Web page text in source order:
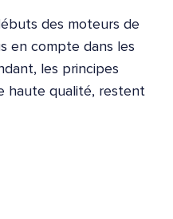
des moteurs de
en compte dans les
les principes
haute qualité, restent